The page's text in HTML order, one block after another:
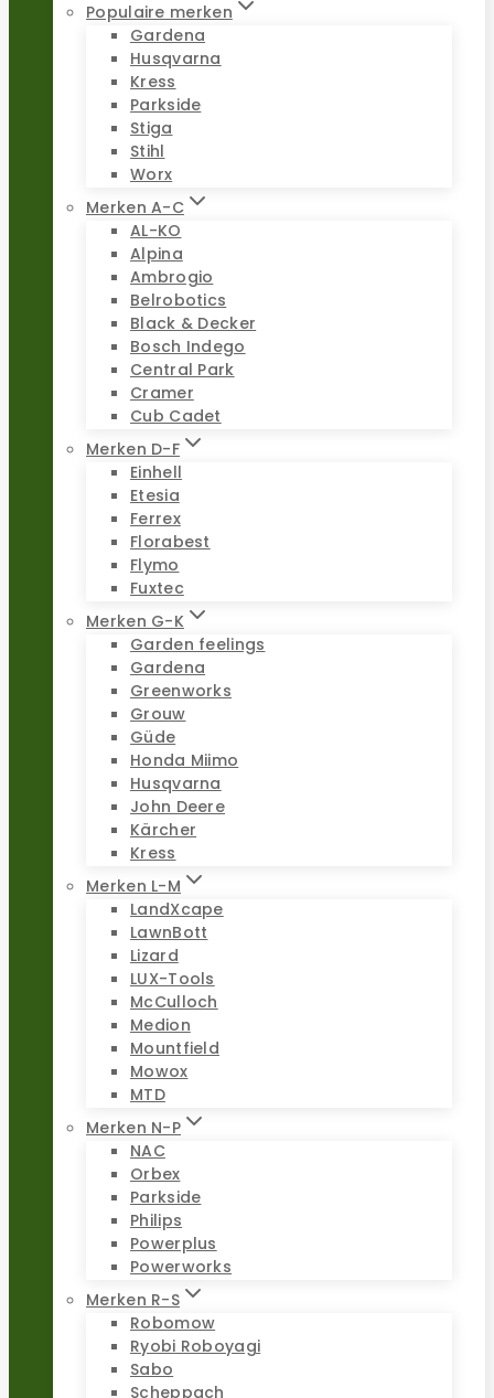
Populaire merken
Gardena
Husqvarna
Kress
Parkside
Stiga
Stihl
Worx
Merken A-C
AL-KO
Alpina
Ambrogio
Belrobotics
Black & Decker
Bosch Indego
Central Park
Cramer
Cub Cadet
Merken D-F
Einhell
Etesia
Ferrex
Florabest
Flymo
Fuxtec
Merken G-K
Garden feelings
Gardena
Greenworks
Grouw
Güde
Honda Miimo
Husqvarna
John Deere
Kärcher
Kress
Merken L-M
LandXcape
LawnBott
Lizard
LUX-Tools
McCulloch
Medion
Mountfield
Mowox
MTD
Merken N-P
NAC
Orbex
Parkside
Philips
Powerplus
Powerworks
Merken R-S
Robomow
Ryobi Roboyagi
Sabo
Scheppach